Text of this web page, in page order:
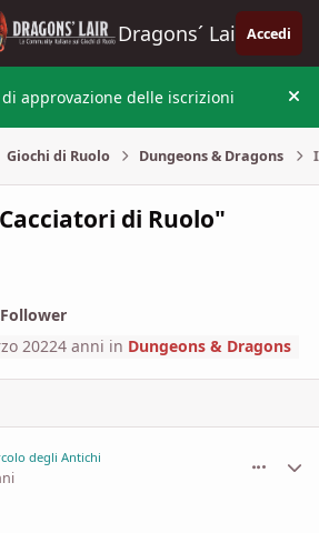
Dragons´ Lair Accedi
approvazione delle iscrizioni
Giochi di Ruolo Dungeons & Dragons
di Ruolo"
Follower
20224 anni in Dungeons & Dragons
degli Antichi